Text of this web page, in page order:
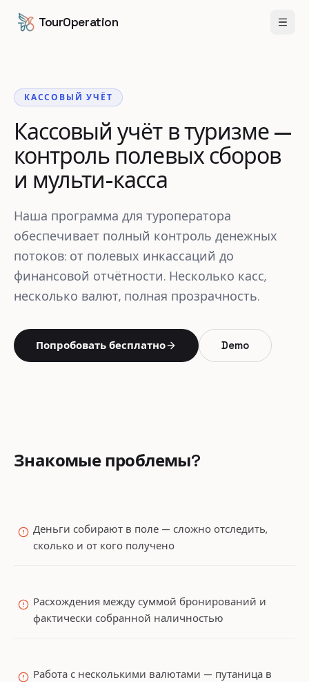
TourOperation
КАССОВЫЙ УЧЁТ
Кассовый учёт в туризме —
контроль полевых сборов
и мульти-касса
Наша программа для туроператора
обеспечивает полный контроль денежных
потоков: от полевых инкассаций до
финансовой отчётности. Несколько касс,
несколько валют, полная прозрачность.
Попробовать бесплатно Demo
Знакомые проблемы?
Деньги собирают в поле — сложно отследить,
сколько и от кого получено
Расхождения между суммой бронирований и
фактически собранной наличностью
Работа с несколькими валютами — путаница в